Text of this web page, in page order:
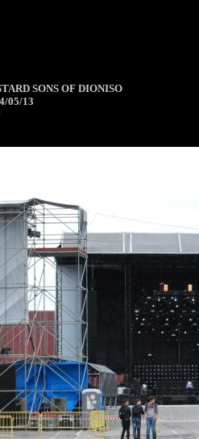
SONS OF DIONISO
05/13